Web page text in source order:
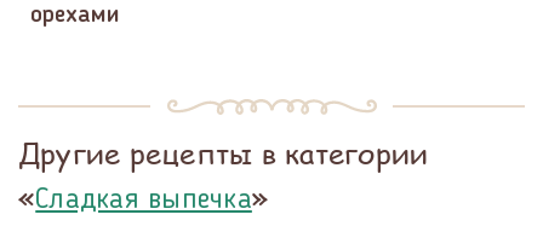
орехами
Другие рецепты в категории
«Сладкая выпечка»